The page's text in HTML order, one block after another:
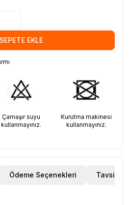
SEPETE EKLE
Çamaşır suyu
kullanmayınız.
Kurutma makinesi
kullanmayınız.
Ödeme Seçenekleri Tavsiye Et